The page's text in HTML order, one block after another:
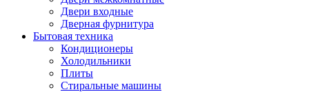
Двери входные
Дверная фурнитура
Бытовая техника
Кондиционеры
Холодильники
Плиты
Стиральные машины